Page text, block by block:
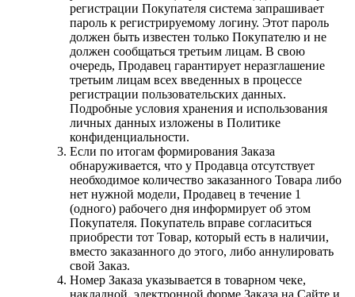
регистрации Покупателя система запрашивает
пароль к регистрируемому логину. Этот пароль
должен быть известен только Покупателю и не
должен сообщаться третьим лицам. В свою
очередь, Продавец гарантирует неразглашение
третьим лицам всех введенных в процессе
регистрации пользовательских данных.
Подробные условия хранения и использования
личных данных изложены в Политике
конфиденциальности.
Если по итогам формирования Заказа
обнаруживается, что у Продавца отсутствует
необходимое количество заказанного Товара либо
нет нужной модели, Продавец в течение 1
(одного) рабочего дня информирует об этом
Покупателя. Покупатель вправе согласиться
приобрести тот Товар, который есть в наличии,
вместо заказанного до этого, либо аннулировать
свой Заказ.
Номер Заказа указывается в товарном чеке,
накладной, электронной форме Заказа на Сайте и